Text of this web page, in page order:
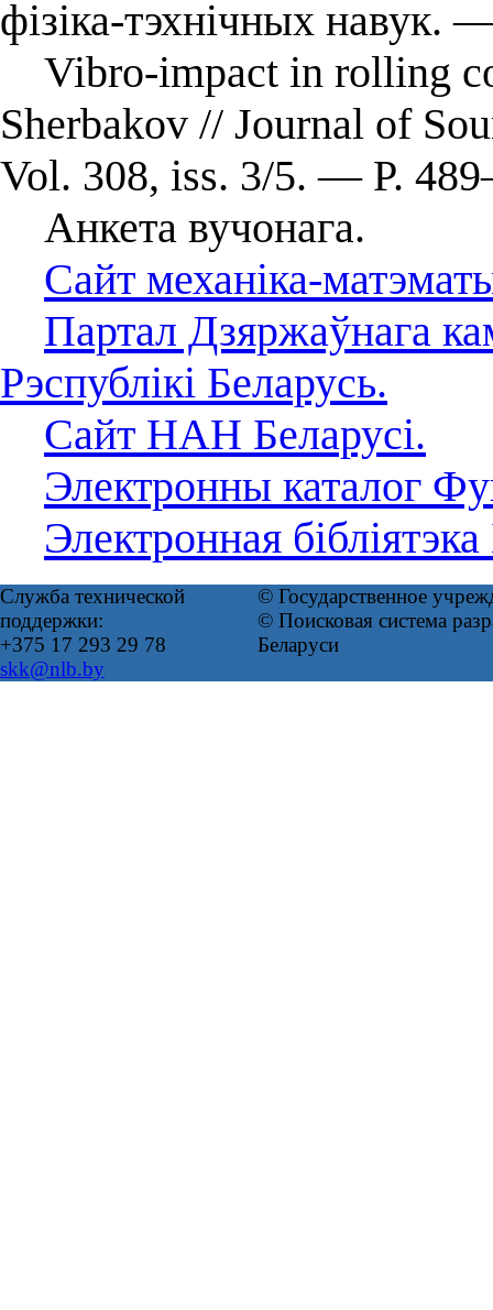
фізіка-тэхнічных
Vibro-impact in rolling
Sherbakov // Journal of
Vol. 308, iss. 3/5. — P.
Анкета вучонага.
Сайт механіка-
Партал Дзяржаўнага
Рэспублікі Беларусь.
Сайт НАН Беларусі.
Электронны каталог
Электронная
Служба технической
поддержки:
+375 17 293 29 78
skk@nlb.by
© Государственное
© Поисковая система
Беларуси